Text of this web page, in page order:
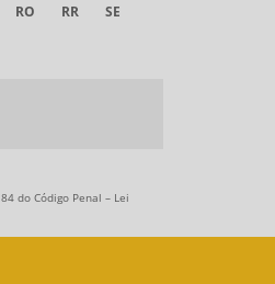
RO RR SE
do Código Penal – Lei